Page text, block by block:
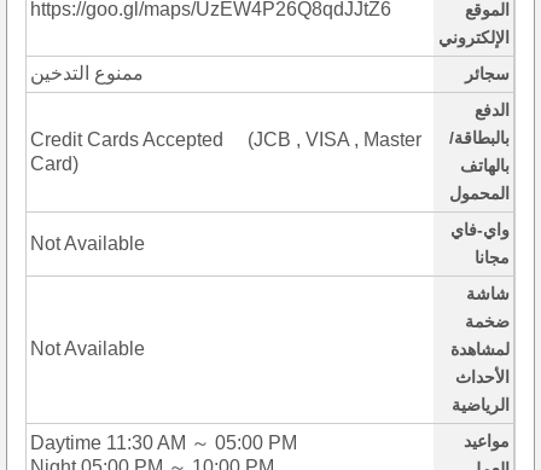
الموقع
الإلكتروني
https://goo.gl/maps/UzEW4P26Q8qdJJtZ6
سجائر ممنوع التدخين
الدفع
بالبطاقة/
بالهاتف
المحمول
Credit Cards Accepted (JCB , VISA , Master
Card)
واي-فاي
مجانا
Not Available
شاشة
ضخمة
لمشاهدة
الأحداث
الرياضية
Not Available
مواعيد
Daytime 11:30 AM ～ 05:00 PM